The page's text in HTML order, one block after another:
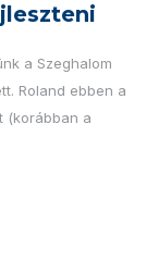
a Szeghalom
Roland ebben a
(korábban a